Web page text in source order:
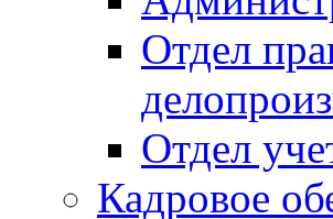
Отдел
Отдел
Кадровое